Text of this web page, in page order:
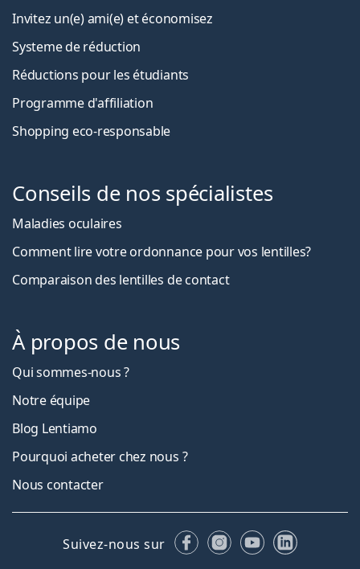
Invitez un(e) ami(e) et économisez
Systeme de réduction
Réductions pour les étudiants
Programme d'affiliation
Shopping eco-responsable
Conseils de nos spécialistes
Maladies oculaires
Comment lire votre ordonnance pour vos lentilles?
Comparaison des lentilles de contact
À propos de nous
Qui sommes-nous ?
Notre équipe
Blog Lentiamo
Pourquoi acheter chez nous ?
Nous contacter
Suivez-nous sur FacebookInstagram
YouTubeLinkedIn